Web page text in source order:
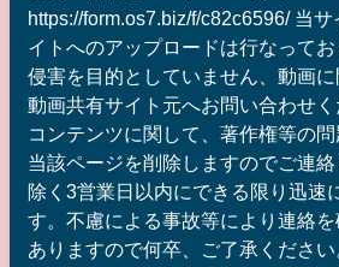
https://form.os7.biz/f/c82c6596/ 当
イトへのアップロードは行なって
侵害を目的としていません、動画
動画共有サイト元へお問い合わせ
コンテンツに関して、著作権等の
当該ページを削除しますのでご連
除く3営業日以内にできる限り迅速
す。不慮による事故等により連絡
ありますので何卒、ご了承ください